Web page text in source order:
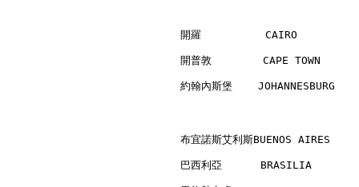
開羅          CAIRO
開普敦        CAPE
約翰內斯堡
布宜諾斯艾利斯BUENOS
巴西利亞      BRASILIA